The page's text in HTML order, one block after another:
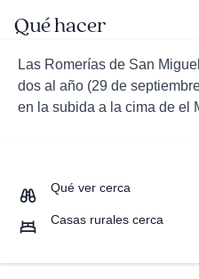
Qué hacer
Las Romerías de San
dos al año (29 de
en la subida a la cima de el
Qué ver cerca
Casas rurales cerca